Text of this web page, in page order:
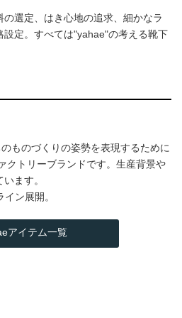
選定、はき心地の追求、細かなラ
設定。すべては"yahae"の考える靴下
ものづくりの姿勢を表現するために
クトリーブランドです。生産背景や
ます。
ン展開。
アイテム一覧